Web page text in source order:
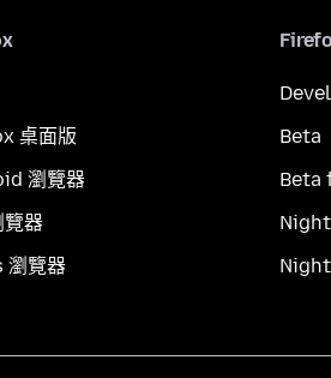
桌面版
瀏覽器
覽器
瀏覽器
Beta
Beta